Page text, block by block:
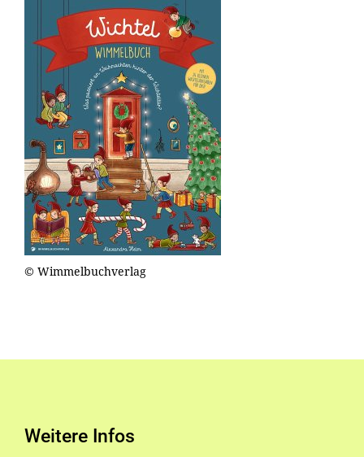
© Wimmelbuchverlag
Weitere Infos